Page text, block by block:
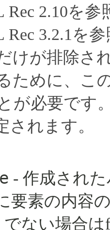
Rec 2.10を参
Rec 3.2.1を
けが排除さ
ために、こ
が必要です
されます。
- 作成され
要素の内容
ない場合は